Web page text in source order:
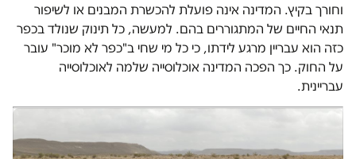
וחורך בקיץ. המדינה אינה פועלת להכשרת המבנים או לשיפור
תנאי החיים של המתגוררים בהם. למעשה, כל תינוק שנולד בכפר
כזה הוא עבריין מרגע לידתו, כי כל מי שחי ב"כפר לא מוכר" עובר
על החוק. כך הפכה המדינה אוכלוסייה שלמה לאוכלוסייה
עבריינית.